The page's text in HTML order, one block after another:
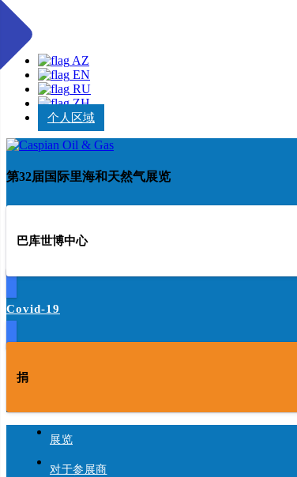
AZ
EN
RU
ZH
个人区域
第32届国际里海和天然气展览
巴库世博中心
Covid-19
捐
展览
对于参展商